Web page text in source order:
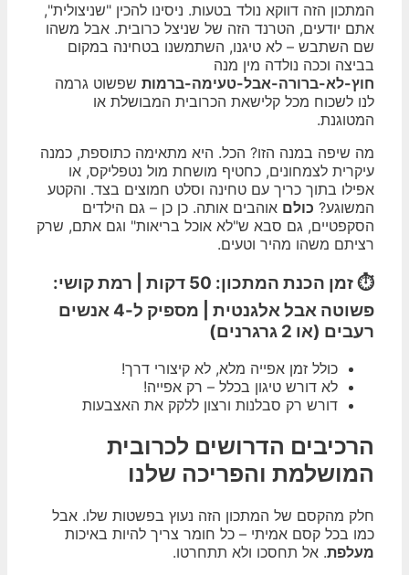
המתכון הזה דווקא נולד בטעות. ניסינו להכין "שניצולית",
אתם יודעים, הטרנד הזה של שניצל כרובית. אבל משהו
שם השתבש – לא טיגנו, השתמשנו בטחינה במקום
בביצה וככה נולדה מין מנה
חוץ-לא-ברורה-אבל-טעימה-ברמותשפשוט גרמה
לנו לשכוח מכל קלישאת הכרובית המבושלת או
המטוגנת.
מה שיפה במנה הזו? הכל. היא מתאימה כתוספת, כמנה
עיקרית לצמחונים, כחטיף מושחת מול נטפליקס, או
אפילו בתוך כריך עם טחינה וסלט חמוצים בצד. והקטע
המשוגע?כולםאוהבים אותה. כן כן – גם הילדים
הסקפטיים, גם סבא ש"לא אוכל בריאות" וגם אתם, שרק
רציתם משהו מהיר וטעים.
⏱️ זמן הכנת המתכון: 50 דקות | רמת קושי:
פשוטה אבל אלגנטית | מספיק ל-4 אנשים
רעבים (או 2 גרגרנים)
כולל זמן אפייה מלא, לא קיצורי דרך!
לא דורש טיגון בכלל – רק אפייה!
דורש רק סבלנות ורצון ללקק את האצבעות
הרכיבים הדרושים לכרובית
המושלמת והפריכה שלנו
חלק מהקסם של המתכון הזה נעוץ בפשטות שלו. אבל
כמו בכל קסם אמיתי – כל חומר צריך להיות באיכות
מעלפת. אל תחסכו ולא תתחרטו.